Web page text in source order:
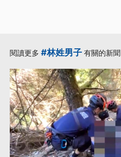
閱讀更多 #林姓男子 有關的新聞